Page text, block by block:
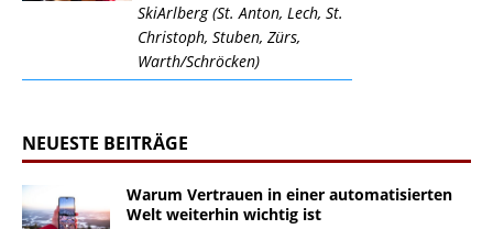
SkiArlberg (St. Anton, Lech, St.
Christoph, Stuben, Zürs,
Warth/Schröcken)
NEUESTE BEITRÄGE
Warum Vertrauen in einer automatisierten
Welt weiterhin wichtig ist